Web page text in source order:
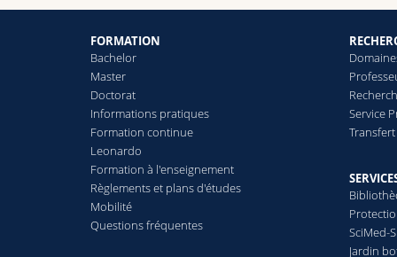
FORMATION
Bachelor
Master
Doctorat
Informations pratiques
Formation continue
Leonardo
Formation à l'enseignement
Règlements et plans d'études
Mobilité
Questions fréquentes
Service
SciMed-
Jardin